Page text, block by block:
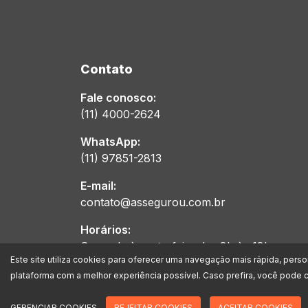
Contato
Fale conosco:
(11) 4000-2624
WhatsApp:
(11) 97851-2813
E-mail:
contato@assegurou.com.br
Horários:
Segunda à sexta-feira das 8h às 18h
A Assegurou Corretora de Seguros Ltda. está inscrita no CNPJ/
Este site utiliza cookies para oferecer uma navegação mais rápida,
plataforma com a melhor experiência possível. Caso prefira, você